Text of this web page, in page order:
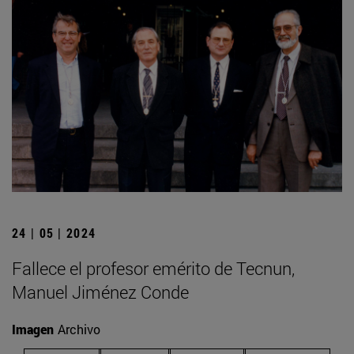
24 | 05 | 2024
Fallece el profesor emérito de Tecnun,
Manuel Jiménez Conde
Imagen Archivo